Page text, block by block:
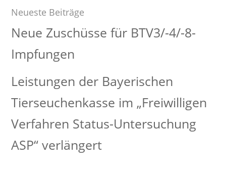
Neueste Beiträge
Neue Zuschüsse für BTV3/-4/-8-
Impfungen
Leistungen der Bayerischen
Tierseuchenkasse im „Freiwilligen
Verfahren Status-Untersuchung
ASP“ verlängert